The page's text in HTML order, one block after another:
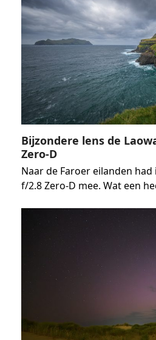
Bijzondere lens de
Zero-D
Naar de Faroer eilanden had
f/2.8 Zero-D mee. Wat een